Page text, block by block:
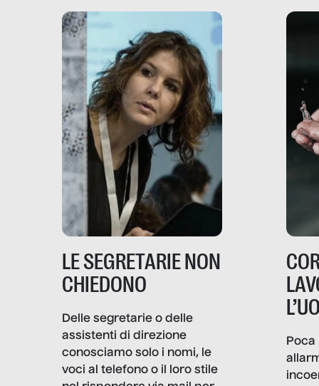
LE SEGRETARIE NON
CHIEDONO
Delle segretarie o delle
assistenti di direzione
conosciamo solo i nomi, le
voci al telefono o il loro stile